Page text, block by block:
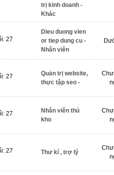
trị kinh doanh -
Khác
27
Dieu duong vien
or tiep dung cu -
Nhân viên
27
Quản trị website,
thực tập seo -
27
Nhân viên thủ
kho
27
Thư kí , trợ lý